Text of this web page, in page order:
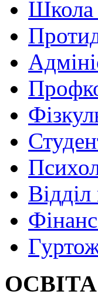
Школа
Відділ
ОСВІТА